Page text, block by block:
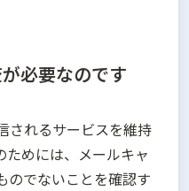
必要なのです
されるサービスを維持
ためには、メールキャ
のでないことを確認す